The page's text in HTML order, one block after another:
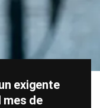
exigente
mes de